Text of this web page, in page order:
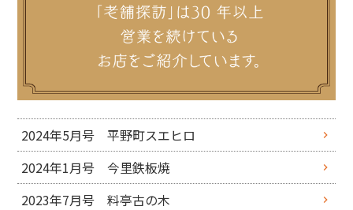
2024年5月号 平野町スエヒロ
2024年1月号 今里鉄板焼
2023年7月号 料亭古の木